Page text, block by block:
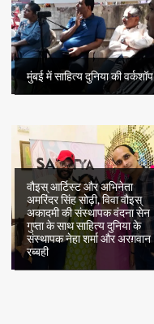
मुंबई में साहित्य दुनिया की वर्कशॉप
वौइस् आर्टिस्ट और अभिनेता
अमरिंदर सिंह सोढ़ी, विवा वौइस्
अकादमी की संस्थापक वंदना सेन
गुप्ता के साथ साहित्य दुनिया के
संस्थापक नेहा शर्मा और अरग़वान
रब्बही